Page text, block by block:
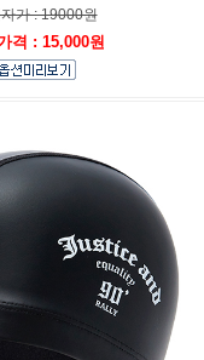
가 : 19000원
격 : 15,000원